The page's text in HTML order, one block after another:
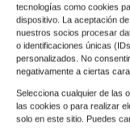
tecnologías como cookies
dispositivo. La aceptación
nuestros socios procesar
o identificaciones únicas
personalizados. No
negativamente a ciertas
Selecciona cualquier de las
las cookies o para realizar
solo en este sitio. Puedes
cumple con
siempre
clientede la
claramente y
veces, los
esta manera.